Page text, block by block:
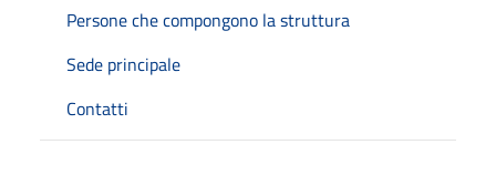
Persone che compongono la struttura
Sede principale
Contatti